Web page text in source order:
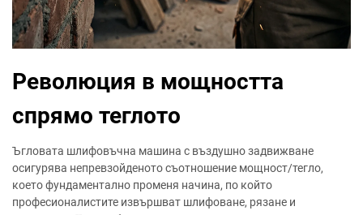
Революция в мощността
спрямо теглото
Ъгловата шлифовъчна машина с въздушно задвижване
осигурява непревзойденото съотношение мощност/тегло,
което фундаментално променя начина, по който
професионалистите извършват шлифоване, рязане и